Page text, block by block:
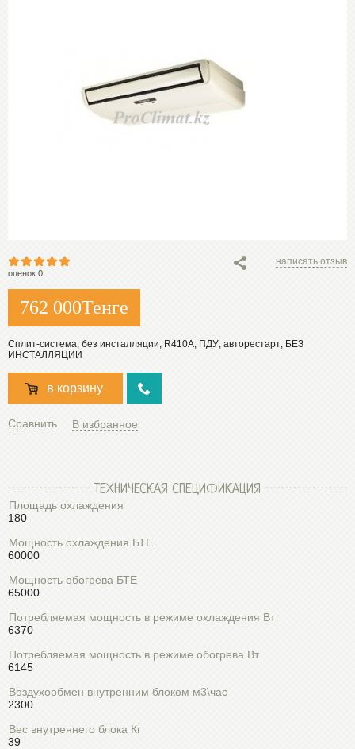
оценок 0
написать отзыв
762 000Тенге
Сплит-система; без инсталляции; R410А; ПДУ; авторестарт; БЕЗ
ИНСТАЛЛЯЦИИ
в корзину
Сравнить В избранное
ТЕХНИЧЕСКАЯ СПЕЦИФИКАЦИЯ
Площадь охлаждения
180
Мощность охлаждения БТЕ
60000
Мощность обогрева БТЕ
65000
Потребляемая мощность в режиме охлаждения Вт
6370
Потребляемая мощность в режиме обогрева Вт
6145
Воздухообмен внутренним блоком м3\час
2300
Вес внутреннего блока Кг
39